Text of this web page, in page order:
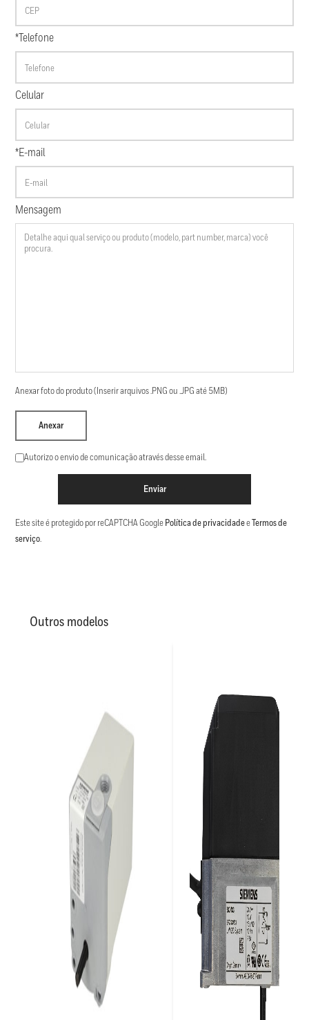
*Telefone
Celular
*E-mail
Mensagem
Anexar foto do produto (Inserir arquivos .PNG ou .JPG até 5MB)
Anexar
Autorizo o envio de comunicação através desse email.
Enviar
Este site é protegido por reCAPTCHA Google Política de privacidadee Termos de
serviço.
Outros modelos